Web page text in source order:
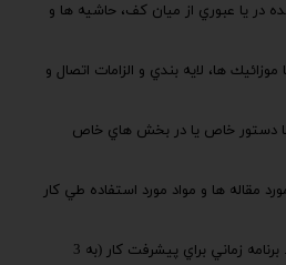
در يا عبوري از ميان كف، حاشيه ها و
ها، لايه بندي و الزامات اتصال و
با دستور خاص يا در بخش هاي خاص
مقاله ها و مواد مورد استفاده طي كار